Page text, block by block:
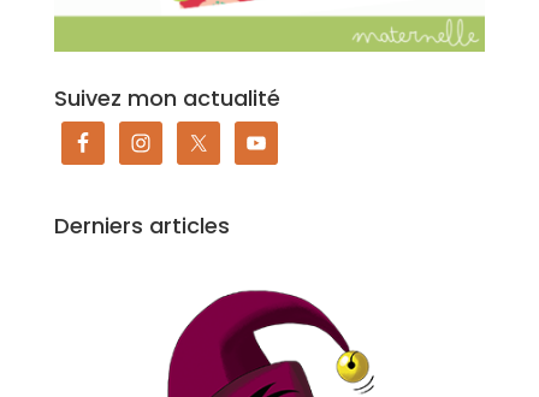
Suivez mon actualité
Derniers articles